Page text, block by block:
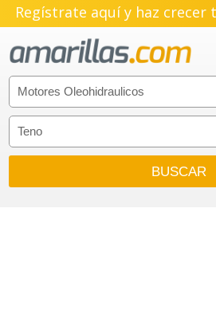
Regístrate aquí y haz crecer